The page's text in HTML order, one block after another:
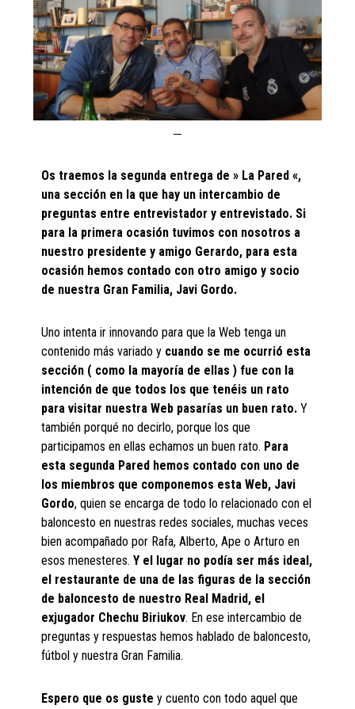
Os traemos la segunda entrega de » La Pared «,
una sección en la que hay un intercambio de
preguntas entre entrevistador y entrevistado. Si
para la primera ocasión tuvimos con nosotros a
nuestro presidente y amigo Gerardo, para esta
ocasión hemos contado con otro amigo y socio
de nuestra Gran Familia, Javi Gordo.
Uno intenta ir innovando para que la Web tenga un
contenido más variado y cuando se me ocurrió esta
sección ( como la mayoría de ellas ) fue con la
intención de que todos los que tenéis un rato
para visitar nuestra Web pasarías un buen rato. Y
también porqué no decirlo, porque los que
participamos en ellas echamos un buen rato. Para
esta segunda Pared hemos contado con uno de
los miembros que componemos esta Web, Javi
Gordo, quien se encarga de todo lo relacionado con el
baloncesto en nuestras redes sociales, muchas veces
bien acompañado por Rafa, Alberto, Ape o Arturo en
esos menesteres.Y el lugar no podía ser más ideal,
el restaurante de una de las figuras de la sección
de baloncesto de nuestro Real Madrid, el
exjugador Chechu Biriukov. En ese intercambio de
preguntas y respuestas hemos hablado de baloncesto,
fútbol y nuestra Gran Familia.
Espero que os guste y cuento con todo aquel que